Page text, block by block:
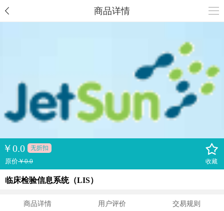
商品详情
￥0.0 无折扣
原价￥0.0 收藏
临床检验信息系统（LIS）
商品详情 用户评价 交易规则